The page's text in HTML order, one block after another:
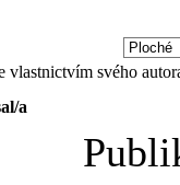
vlastnictvím svého
a